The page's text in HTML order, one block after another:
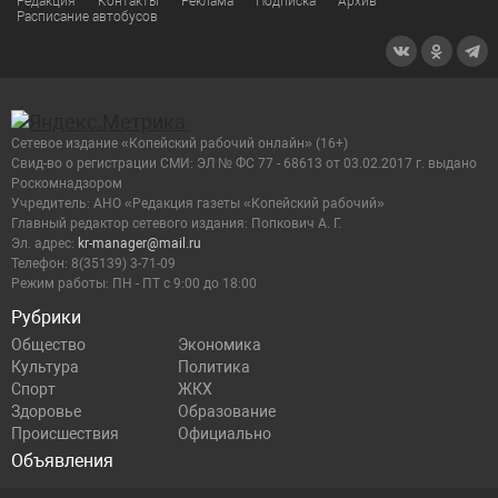
Расписание автобусов
Рубрики
Общество
Экономика
Культура
Политика
Спорт
ЖКХ
Здоровье
Образование
Происшествия
Официально
Объявления
Сетевое издание «Копейский рабочий онлайн» (16+)
Cвид-во о регистрации СМИ: ЭЛ № ФС 77 - 68613 от 03.02.2017 г. выдано
Роскомнадзором
Учредитель: АНО «Редакция газеты «Копейский рабочий»
Главный редактор сетевого издания: Попкович А. Г.
Эл. адрес: kr-manager@mail.ru
Телефон: 8(35139) 3-71-09
Режим работы: ПН - ПТ с 9:00 до 18:00